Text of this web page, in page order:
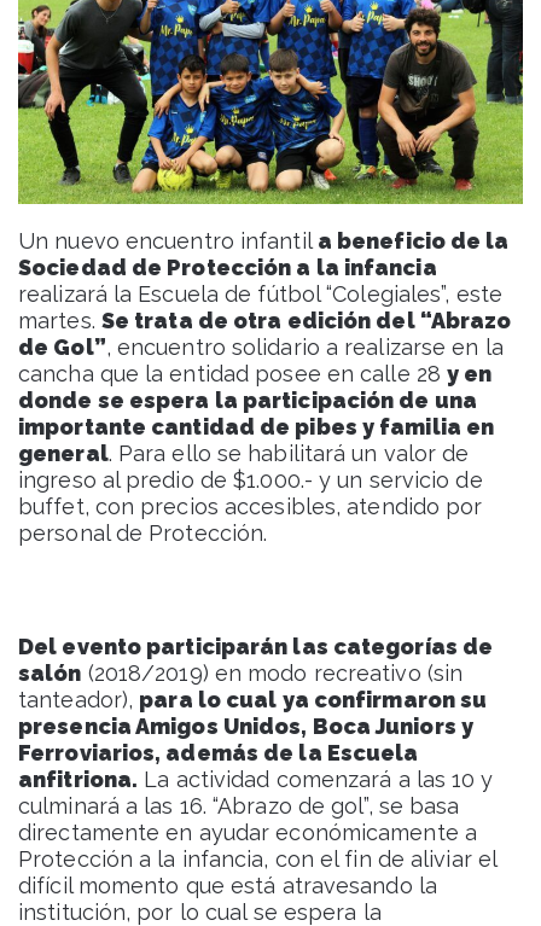
Un nuevo encuentro infantil a beneficio de la
Sociedad de Protección a la infancia
realizará la Escuela de fútbol “Colegiales”, este
martes. Se trata de otra edición del “Abrazo
de Gol”, encuentro solidario a realizarse en la
cancha que la entidad posee en calle 28y en
donde se espera la participación de una
importante cantidad de pibes y familia en
general. Para ello se habilitará un valor de
ingreso al predio de $1.000.- y un servicio de
buffet, con precios accesibles, atendido por
personal de Protección.
Del evento participarán las categorías de
salón (2018/2019) en modo recreativo (sin
tanteador), para lo cual ya confirmaron su
presencia Amigos Unidos, Boca Juniors y
Ferroviarios, además de la Escuela
anfitriona. La actividad comenzará a las 10 y
culminará a las 16. “Abrazo de gol”, se basa
directamente en ayudar económicamente a
Protección a la infancia, con el fin de aliviar el
difícil momento que está atravesando la
institución, por lo cual se espera la